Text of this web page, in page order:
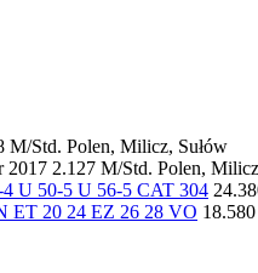
M/Std. Polen, Milicz, Sułów
2017 2.127 M/Std. Polen,
4 U 50-5 U 56-5 CAT 304
ET 20 24 EZ 26 28 VO